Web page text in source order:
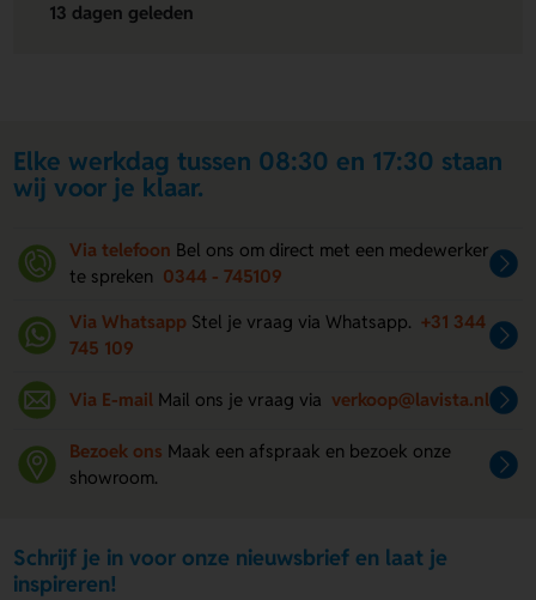
13 dagen geleden
Elke werkdag tussen 08:30 en 17:30 staan
wij voor je klaar.
Via telefoon Bel ons om direct met een medewerker
te spreken 0344 - 745109
Via Whatsapp Stel je vraag via Whatsapp. +31 344
745 109
Via E-mail Mail ons je vraag via verkoop@lavista.nl
Bezoek ons Maak een afspraak en bezoek onze
showroom.
Schrijf je in voor onze nieuwsbrief en laat je
inspireren!